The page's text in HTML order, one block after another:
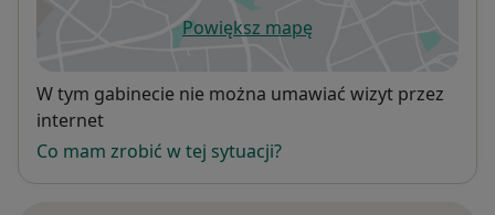
Powiększ mapęotwiera się w nowej karcie
Dostępność
W tym gabinecie nie można umawiać wizyt przez
internet
Co mam zrobić w tej sytuacji?